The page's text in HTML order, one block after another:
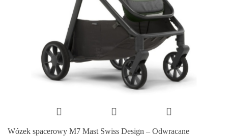
Wózek spacerowy M7 Mast Swiss Design – Odwracane